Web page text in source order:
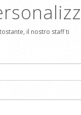
il nostro staff ti